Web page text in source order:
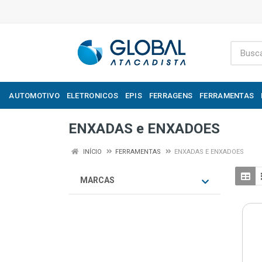
AUTOMOTIVO ELETRONICOS EPIS FERRAGENS FERRAMENTAS
ENXADAS e ENXADOES
INÍCIO FERRAMENTAS ENXADAS E ENXADOES
MARCAS